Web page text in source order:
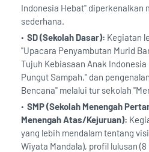
Indonesia Hebat" diperkenalkan
sederhana.
SD (Sekolah Dasar): Kegiatan
"Upacara Penyambutan Murid
Tujuh Kebiasaan Anak
Pungut Sampah," dan
Bencana" melalui tur sekolah
SMP (Sekolah Menengah
Menengah Atas/Kejuruan):
yang lebih mendalam tentang
Wiyata Mandala), profil lulusan